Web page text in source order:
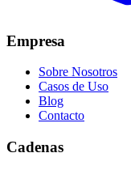
Empresa
Sobre Nosotros
Casos de Uso
Blog
Contacto
Cadenas